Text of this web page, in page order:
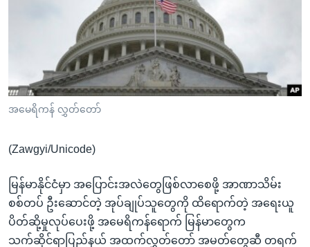
ရန်
ရှာဖွေ
နေရာ
ကျော်
ရန်
ဗွီအိုအေ လူမှုကွန်ယက်များ
ဘာသာစကားများ
အမေရိကန် လွှတ်တော်
(Zawgyi/Unicode)
မြန်မာနိုင်ငံမှာ အပြောင်းအလဲတွေဖြစ်လာစေဖို့ အာဏာသိမ်း
စစ်တပ် ဦးဆောင်တဲ့ အုပ်ချုပ်သူတွေကို ထိရောက်တဲ့ အရေးယူ
ပိတ်ဆို့မှုလုပ်ပေးဖို့ အမေရိကန်ရောက် မြန်မာတွေက
သက်ဆိုင်ရာပြည်နယ် အထက်လွှတ်တော် အမတ်တွေဆီ တရက်